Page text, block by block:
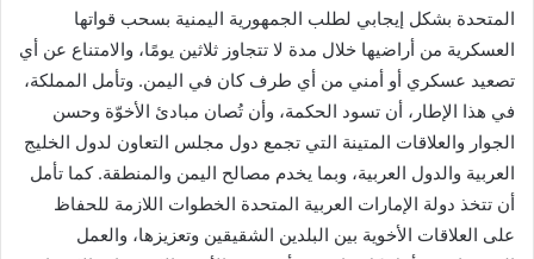
المتحدة بشكل إيجابي لطلب الجمهورية اليمنية بسحب قواتها
العسكرية من أراضيها خلال مدة لا تتجاوز ثلاثين يومًا، والامتناع عن أي
تصعيد عسكري أو أمني من أي طرف كان في اليمن. وتأمل المملكة،
في هذا الإطار، أن تسود الحكمة، وأن تُصان مبادئ الأخوّة وحسن
الجوار والعلاقات المتينة التي تجمع دول مجلس التعاون لدول الخليج
العربية والدول العربية، وبما يخدم مصالح اليمن والمنطقة. كما تأمل
أن تتخذ دولة الإمارات العربية المتحدة الخطوات اللازمة للحفاظ
على العلاقات الأخوية بين البلدين الشقيقين وتعزيزها، والعمل